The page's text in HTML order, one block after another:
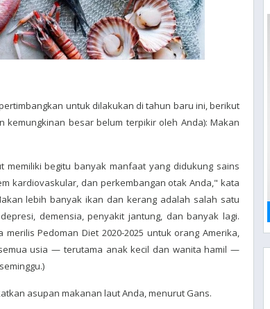
untuk dilakukan di tahun baru ini, berikut
besar belum terpikir oleh Anda): Makan
memiliki begitu banyak manfaat yang didukung sains
kardiovaskular, dan perkembangan otak Anda," kata
lebih banyak ikan dan kerang adalah salah satu
demensia, penyakit jantung, dan banyak lagi.
merilis Pedoman Diet 2020-2025 untuk orang Amerika,
usia — terutama anak kecil dan wanita hamil —
asupan makanan laut Anda, menurut Gans.